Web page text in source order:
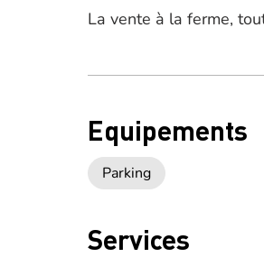
La vente à la ferme,
Equipements
Parking
Services